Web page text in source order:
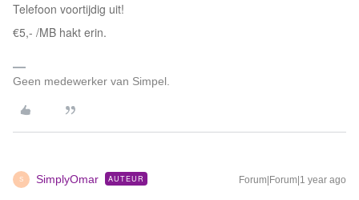
Telefoon voortijdig uit!
€5,- /MB hakt erin.
Geen medewerker van Simpel.
S SimplyOmar AUTEUR Forum|Forum|1 year ago